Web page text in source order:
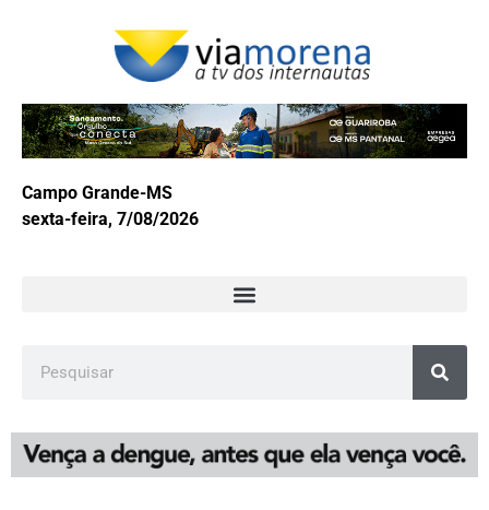
Campo Grande-MS
sexta-feira, 7/08/2026